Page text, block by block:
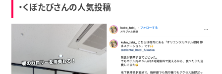
・くぼたびさんの人気投稿